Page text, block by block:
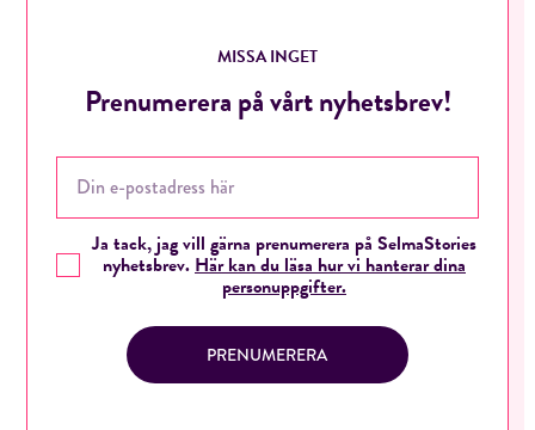
MISSA INGET
Prenumerera på vårt nyhetsbrev!
Ja tack, jag vill gärna prenumerera på SelmaStories
nyhetsbrev.Här kan du läsa hur vi hanterar dina
personuppgifter.
PRENUMERERA